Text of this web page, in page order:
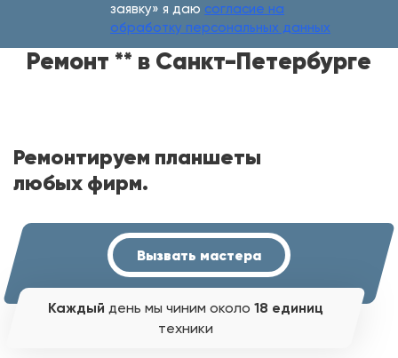
заявку» я даю согласие на
обработку персональных данных
Ремонт ** в Санкт-Петербурге
Ремонтируем планшеты
любых фирм.
Вызвать мастера
Каждый день мы чиним около 18 единиц
техники